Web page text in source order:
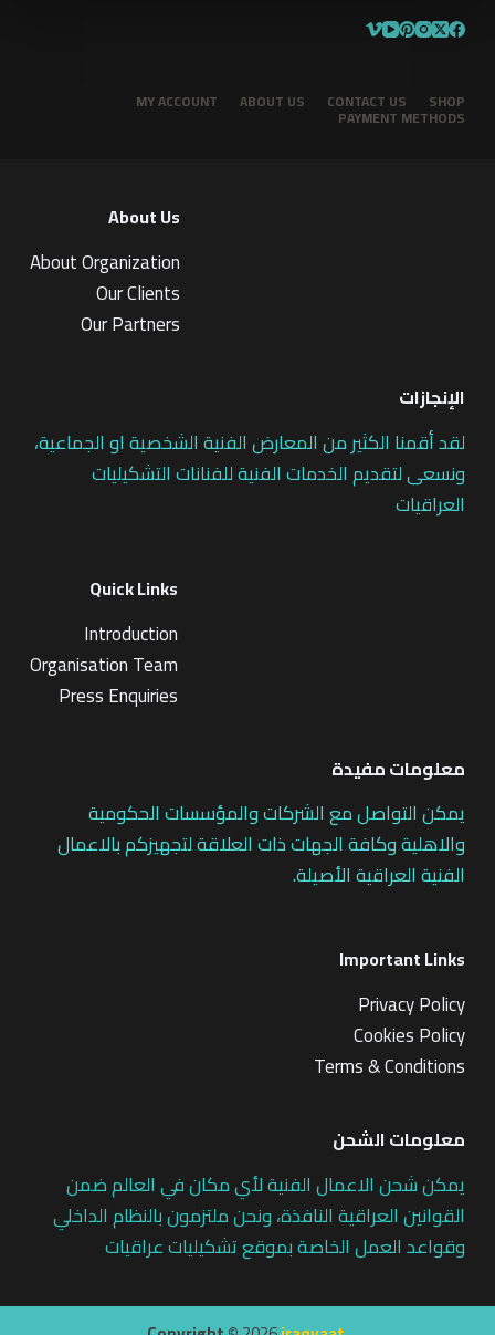
SHOP
CONTACT US
ABOUT US
MY ACCOUNT
PAYMENT METHODS
About Us
About Organization
Our Clients
Our Partners
الإنجازات
لقد أقمنا الكثير من المعارض الفنية الشخصية او الجماعية،
ونسعى لتقديم الخدمات الفنية للفنانات التشكيليات
العراقيات
Quick Links
Introduction
Organisation Team
Press Enquiries
معلومات مفيدة
يمكن التواصل مع الشركات والمؤسسات الحكومية
والاهلية وكافة الجهات ذات العلاقة لتجهيزكم بالاعمال
الفنية العراقية الأصيلة.
Important Links
Privacy Policy
Cookies Policy
Terms & Conditions
معلومات الشحن
يمكن شحن الاعمال الفنية لأي مكان في العالم ضمن
القوانين العراقية النافذة، ونحن ملتزمون بالنظام الداخلي
وقواعد العمل الخاصة بموقع تشكيليات عراقيات